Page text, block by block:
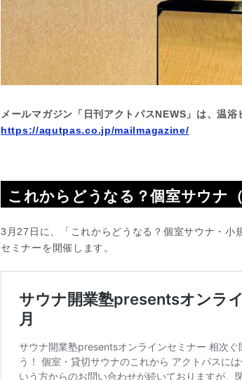
メールマガジン「日刊アクトパスNEWS」は、温
https://aqutpas.co.jp/mailmagazine/
これからどうなる？個室サウナ
3月27日に、「これからどうなる？個室サウナ・小
セミナーを開催します。